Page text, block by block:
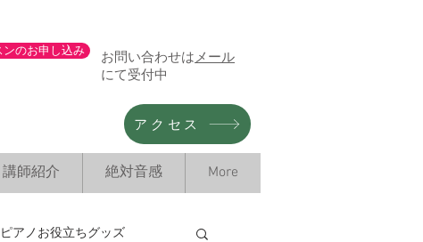
ンのお申し込み お問い合わせはメール
にて受付中
アクセス
講師紹介 絶対音感 More
ピアノお役立ちグッズ